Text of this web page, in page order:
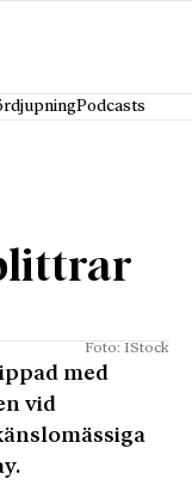
Podcasts
Foto: IStock
med
vid